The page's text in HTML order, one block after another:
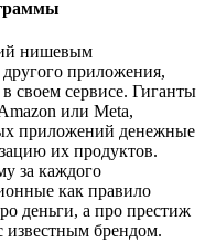
нишевым
приложения,
своем сервисе. Гиганты
или Meta,
приложений денежные
их продуктов.
за каждого
как правило
деньги, а про престиж
известным брендом.